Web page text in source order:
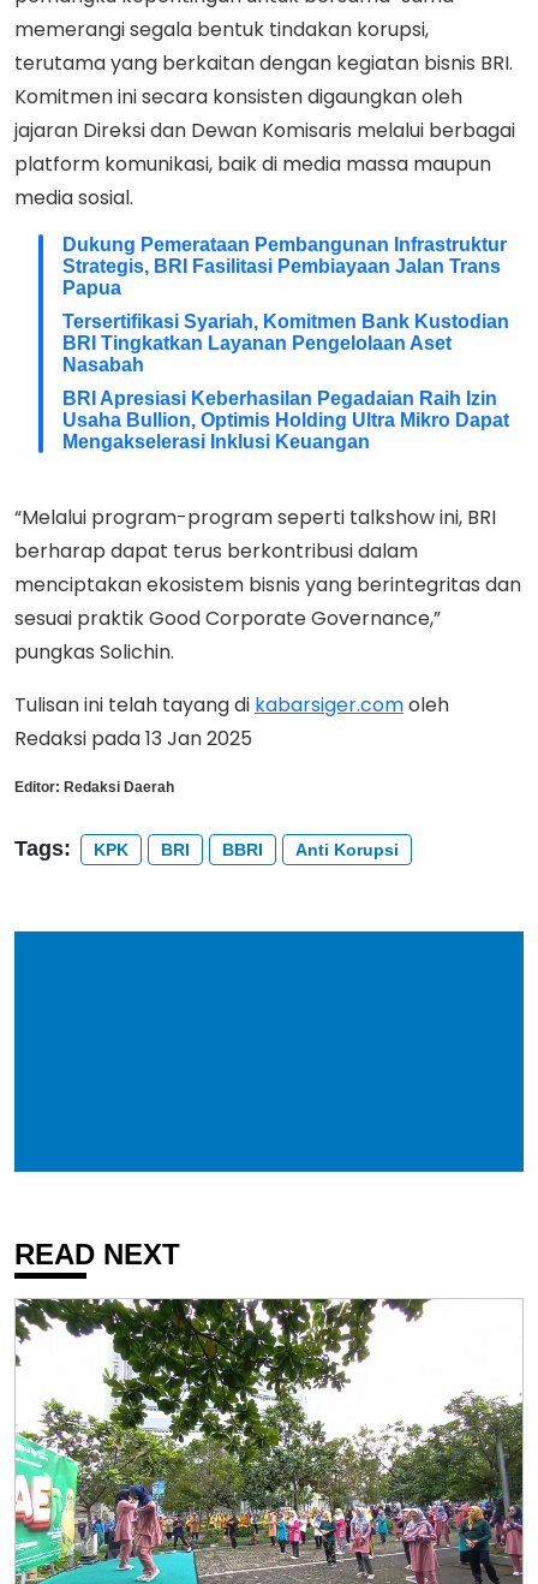
memerangi segala bentuk tindakan korupsi,
terutama yang berkaitan dengan kegiatan bisnis BRI.
Komitmen ini secara konsisten digaungkan oleh
jajaran Direksi dan Dewan Komisaris melalui berbagai
platform komunikasi, baik di media massa maupun
media sosial.
Dukung Pemerataan Pembangunan Infrastruktur
Strategis, BRI Fasilitasi Pembiayaan Jalan Trans
Papua
Tersertifikasi Syariah, Komitmen Bank Kustodian
BRI Tingkatkan Layanan Pengelolaan Aset
Nasabah
BRI Apresiasi Keberhasilan Pegadaian Raih Izin
Usaha Bullion, Optimis Holding Ultra Mikro Dapat
Mengakselerasi Inklusi Keuangan
“Melalui program-program seperti talkshow ini, BRI
berharap dapat terus berkontribusi dalam
menciptakan ekosistem bisnis yang berintegritas dan
sesuai praktik Good Corporate Governance,”
pungkas Solichin.
Tulisan ini telah tayang di kabarsiger.comoleh
Redaksi pada 13 Jan 2025
Editor: Redaksi Daerah
Tags: KPK BRI BBRI Anti Korupsi
READ NEXT